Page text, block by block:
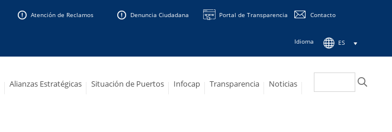
Atención de Reclamos Denuncia Ciudadana Portal de Transparencia Contacto
Idioma ES
Alianzas Estratégicas Situación de Puertos Infocap Transparencia Noticias